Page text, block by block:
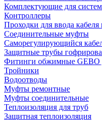
Комплектующие для
Контроллеры
Проходки для ввода кабеля
Соединительные муфты
Саморегулирующийся
Защитные трубы
Фитинги обжимные GEBO
Тройники
Водоотводы
Муфты ремонтные
Муфты соединительные
Теплоизоляция для труб
Защитная теплоизоляция